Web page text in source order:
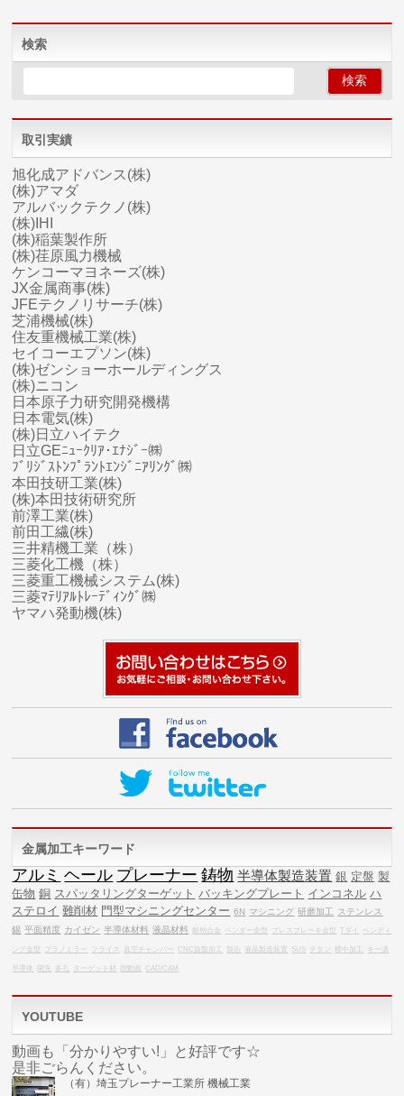
検索
取引実績
旭化成アドバンス(株)
(株)アマダ
アルバックテクノ(株)
(株)IHI
(株)稲葉製作所
(株)荏原風力機械
ケンコーマヨネーズ(株)
JX金属商事(株)
JFEテクノリサーチ(株)
芝浦機械(株)
住友重機械工業(株)
セイコーエプソン(株)
(株)ゼンショーホールディングス
(株)ニコン
日本原子力研究開発機構
日本電気(株)
(株)日立ハイテク
日立GEﾆｭｰｸﾘｱ･ｴﾅｼﾞｰ㈱
ﾌﾞﾘｼﾞｽﾄﾝﾌﾟﾗﾝﾄｴﾝｼﾞﾆｱﾘﾝｸﾞ㈱
本田技研工業(株)
(株)本田技術研究所
前澤工業(株)
前田工繊(株)
三井精機工業（株）
三菱化工機（株）
三菱重工機械システム(株)
三菱ﾏﾃﾘｱﾙﾄﾚｰﾃﾞｨﾝｸﾞ㈱
ヤマハ発動機(株)
金属加工キーワード
アルミ ヘール プレーナー 鋳物 半導体製造装置 銀 定盤 製
缶物 銅 スパッタリングターゲット バッキングプレート インコネル ハ
ステロイ 難削材 門型マシニングセンター 6N マシニング 研磨加工
ステンレス
錫 平面精度 カイゼン 半導体材料 液晶材料 耐熱合金 ベンダー金型 プレスブレーキ金型 Tダイ ベンディ
ング金型 プラノミラー フライス 真空チャンバー CNC旋盤加工 製缶 液晶製造装置 SUS チタン 横中加工 キー溝
半導体 開先 多孔 ターゲット材 摺動面 CAD/CAM
YOUTUBE
動画も「分かりやすい!」と好評です☆
是非ごらんください。